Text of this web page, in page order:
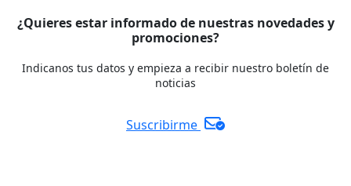
¿Quieres estar informado de nuestras novedades y
promociones?
Indicanos tus datos y empieza a recibir nuestro boletín de
noticias
Suscribirme